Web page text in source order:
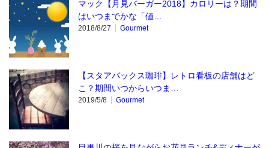
マック【月見バーガー2018】カロリーは？期間
はいつまでかな「値…
2018/8/27 Gourmet
【スタアバックス珈琲】レトロ看板の店舗はど
こ？期間いつからいつま…
2019/5/8 Gourmet